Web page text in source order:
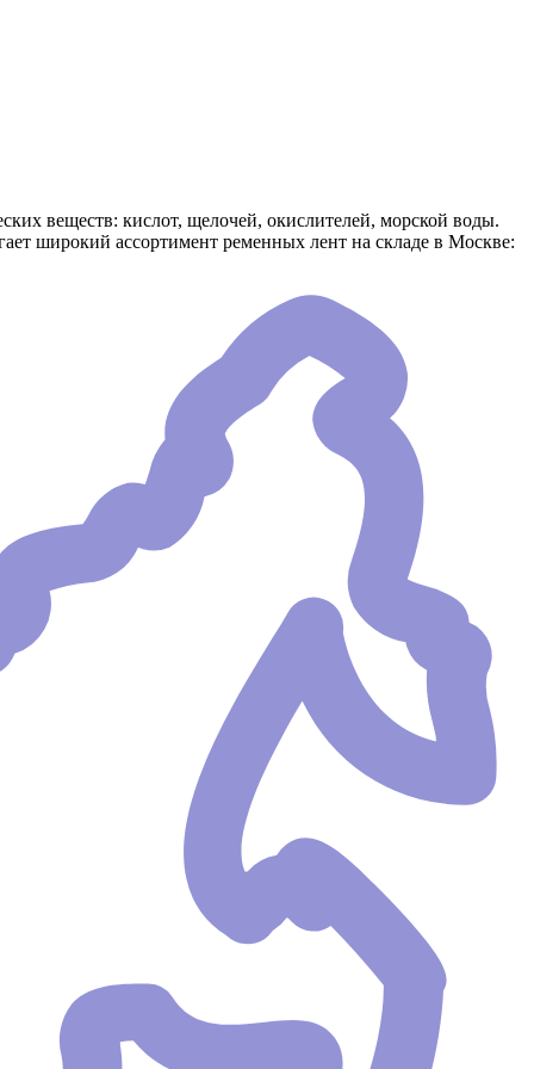
веществ: кислот, щелочей, окислителей, морской воды.
широкий ассортимент ременных лент на складе в Москве: